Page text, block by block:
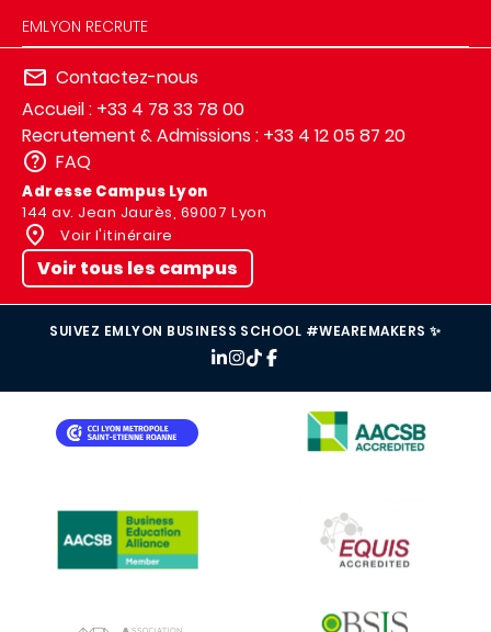
EMLYON RECRUTE
Contactez-nous
Accueil : +33 4 78 33 78 00
Recrutement & Admissions : +33 4 12 05 87 20
FAQ
Adresse Campus Lyon
144 av. Jean Jaurès, 69007 Lyon
Voir l'itinéraire
Voir tous les campus
SUIVEZ EMLYON BUSINESS SCHOOL #WEAREMAKERS ✨
IMAGE
IMAGE